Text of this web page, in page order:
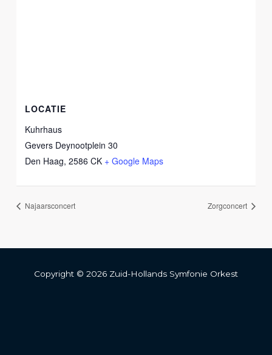
LOCATIE
Kuhrhaus
Gevers Deynootplein 30
Den Haag, 2586 CK + Google Maps
Najaarsconcert Zorgconcert
Copyright © 2026 Zuid-Hollands Symfonie Orkest